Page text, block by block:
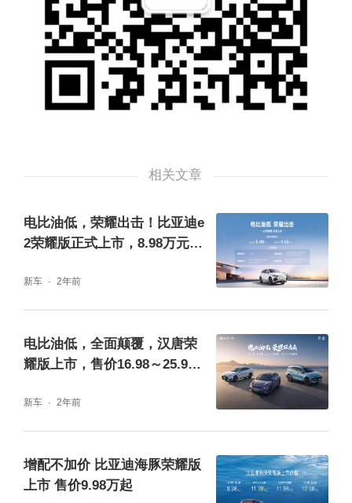
用纯电动车专属车身结构，搭载超级安全的刀
片电池，全系标配4安全气囊，具有超强安全
性能；2500mm长轴距加后排纯平地板设计，
为用户带来媲美A级车的空间体验；全系标配1
网联系统，语音交互即可实现车辆操控，让用
产品实力全维领先，塑造高能冠军表现
凭借高能的产品实力，从去年4月上市后，海
以精品化策略重塑消费者对代步车的产品期
待，其同级罕有的十二项全系标配，全面提升
代步车的驾乘品质，树立了代步车的价值标
杆。
相关文章
电比油低，荣耀出击！比亚迪e
2荣耀版正式上市，8.98万元起
新车 2年前
电比油低，全面颠覆，汉唐荣
耀版上市，售价16.98～25.98
新车 2年前
增配不加价 比亚迪海豚荣耀版
上市 售价9.98万起